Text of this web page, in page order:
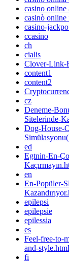
casino online
casinò online
casino-
ccasino
ch
cialis
Clover-Link-
content1
content2
cz
Deneme-
Sitelerinde-
Dog-House-
ed
Egtnin-En-
en
En-Popüler-
epilepsi
epilepsie
epilessia
es
Feel-free-to-
and-style.html
fi